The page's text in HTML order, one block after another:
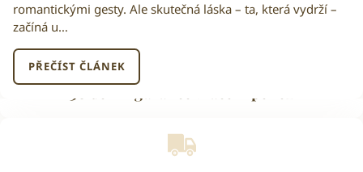
romantickými gesty. Ale skutečná láska – ta, která vydrží –
začíná u…
PŘEČÍST ČLÁNEK